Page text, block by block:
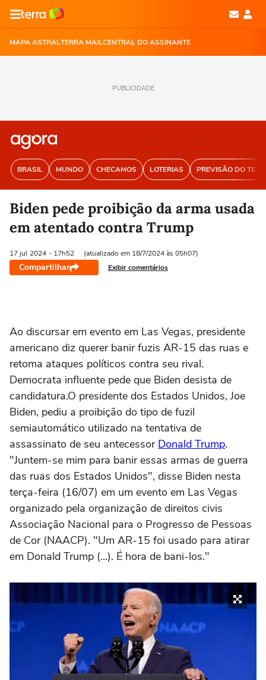
MAPA ASTRALTERRA MAILCENTRAL DO ASSINANTE
PUBLICIDADE
BRASIL MUNDO CHECAMOS LOTERIAS PREVISÃO DO
Biden pede proibição da arma usada
em atentado contra Trump
17 jul 2024 - 17h52 (atualizado em 18/7/2024 às 05h07)
Compartilhar Exibir comentários
Ao discursar em evento em Las Vegas, presidente
americano diz querer banir fuzis AR-15 das ruas e
retoma ataques políticos contra seu rival.
Democrata influente pede que Biden desista de
candidatura.O presidente dos Estados Unidos, Joe
Biden, pediu a proibição do tipo de fuzil
semiautomático utilizado na tentativa de
assassinato de seu antecessor Donald Trump.
"Juntem-se mim para banir essas armas de guerra
das ruas dos Estados Unidos", disse Biden nesta
terça-feira (16/07) em um evento em Las Vegas
organizado pela organização de direitos civis
Associação Nacional para o Progresso de Pessoas
de Cor (NAACP). "Um AR-15 foi usado para atirar
em Donald Trump (...). É hora de bani-los."